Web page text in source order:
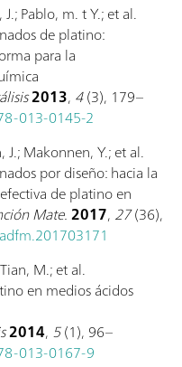
Pablo, m. t Y.; et al.
de platino:
para la
2013, 4(3), 179–
013-0145-2
J.; Makonnen, Y.; et al.
por diseño: hacia la
de platino en
Mate.2017, 27(36),
M.; et al.
en medios ácidos
2014, 5(1), 96–
013-0167-9